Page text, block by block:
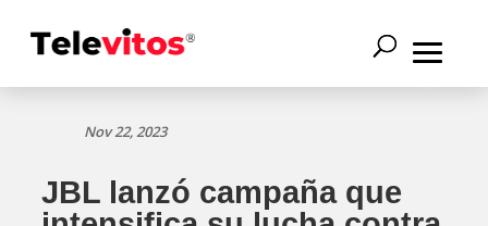
Nov 22, 2023
JBL lanzó campaña que